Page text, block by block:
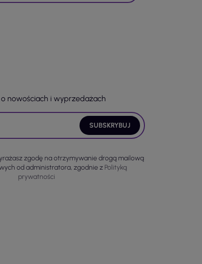
nowościach i wyprzedażach
zgodę na otrzymywanie drogą mailową
od administratora, zgodnie z Polityką
prywatności